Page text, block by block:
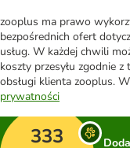
zooplus ma prawo
bezpośrednich ofert
usług. W każdej chwili
koszty przesyłu zgodnie
obsługi klienta zooplus.
prywatności
333